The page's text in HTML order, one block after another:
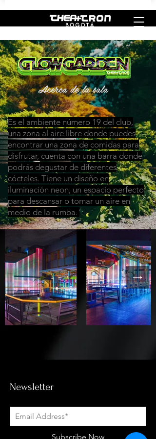
Acerca de la sala
Es el ambiente número 19 del club,
una zona al aire libre donde puedes
encontrar una zona de comidas para
disfrutar, cuenta con una barra donde
podrás degustar de diferentes
cócteles. Tiene un diseño en
iluminación neon, un espacio perfecto
para descansar o tomar un aire en
medio de la rumba.
Newsletter
Subscribe Now